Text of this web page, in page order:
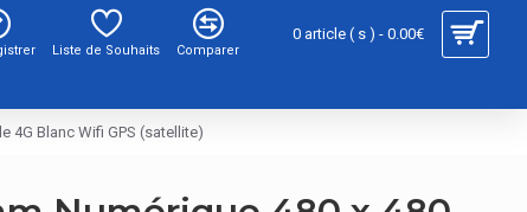
Liste de Souhaits Comparer
0 article ( s ) - 0.00€
4G Blanc Wifi GPS (satellite)